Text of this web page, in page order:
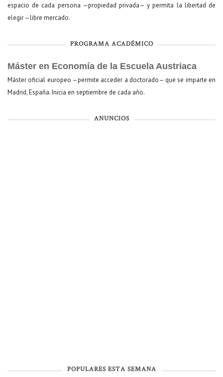
espacio de cada persona —propiedad privada— y permita la libertad de
elegir —libre mercado.
PROGRAMA ACADÉMICO
Máster en Economía de la Escuela Austriaca
Máster oficial europeo —permite acceder a doctorado— que se imparte en
Madrid, España. Inicia en septiembre de cada año.
ANUNCIOS
POPULARES ESTA SEMANA